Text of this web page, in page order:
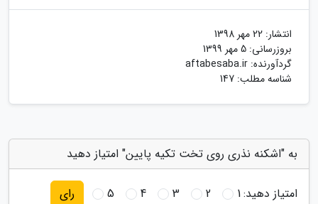
انتشار: 22 مهر 1398
بروزرسانی: 5 مهر 1399
گردآورنده: aftabesaba.ir
شناسه مطلب: 147
به "اشکنه نذری روی تخت تکیه پایین" امتیاز دهید
امتیاز دهید:1
2
3
4
5 رای